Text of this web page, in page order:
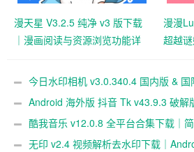
漫天星 V3.2.5 纯净 v3 版下载
｜漫画阅读与资源浏览功能详
漫漫
超越
今日水印相机 v3.0.340.4 国内版 &
版下载｜摄影水印相机工具｜时间地点与
Android 海外版 抖音 Tk v43.9.3 破解
免拔卡免锁区｜解除地区限制｜全球区
酷我音乐 v12.0.8 全平台合集下载｜简
乐播放器｜解锁高级功能
无印 v2.4 视频解析去水印下载｜